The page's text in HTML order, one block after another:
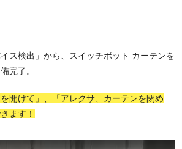
ス検出」から、スイッチボット カーテンを
完了。
を開けて」、「アレクサ、カーテンを閉め
ます！